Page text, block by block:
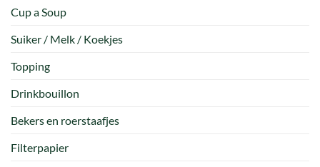
Cup a Soup
Suiker / Melk / Koekjes
Topping
Drinkbouillon
Bekers en roerstaafjes
Filterpapier